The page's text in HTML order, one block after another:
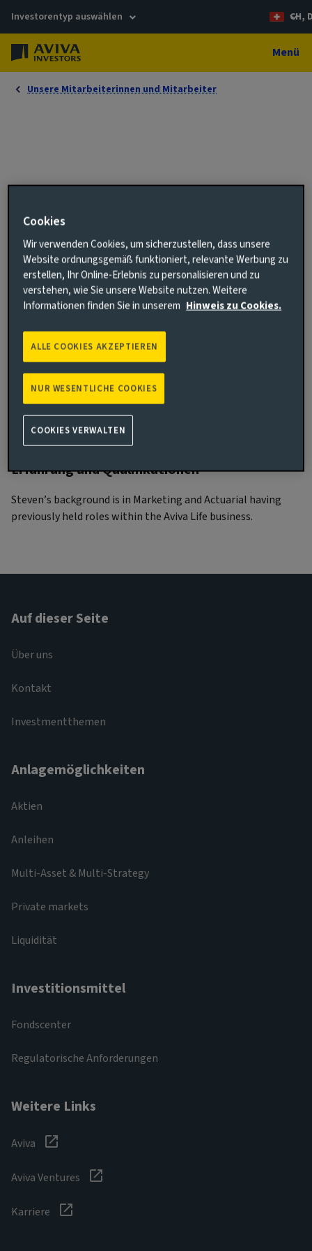
Investorentyp auswählen CH,
Menü
Unsere Mitarbeiterinnen und Mitarbeiter
Steven Kemp
Associate Director, Relationship Management
01603686983
steven.kemp@avivainvestors.com
Aufgabenschwerpunkte
Steven is an Associate Director within the Relationship
borrower relationships. Steven also works on the execution
of new loan facilities for both new and existing borrowers.
Erfahrung und Qualifikationen
Steven’s background is in Marketing and Actuarial having
previously held roles within the Aviva Life business.
Auf dieser Seite
Über uns
Kontakt
Investmentthemen
Anlagemöglichkeiten
Aktien
Anleihen
Multi-Asset & Multi-Strategy
Private markets
Liquidität
Investitionsmittel
Fondscenter
Regulatorische Anforderungen
Weitere Links
Aviva
Aviva Ventures
Karriere
Cookies
Wir verwenden Cookies, um sicherzustellen, dass unsere
Website ordnungsgemäß funktioniert, relevante Werbung zu
erstellen, Ihr Online-Erlebnis zu personalisieren und zu
verstehen, wie Sie unsere Website nutzen. Weitere
Informationen finden Sie in unserem Hinweis zu Cookies.
NUR WESENTLICHE COOKIES
ALLE COOKIES AKZEPTIEREN
COOKIES VERWALTEN